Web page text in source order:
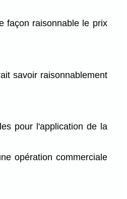
façon raisonnable le prix
savoir raisonnablement
pour l'application de la
opération commerciale